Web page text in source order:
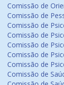
Comissão de
Comissão de
Comissão de
Comissão de
Comissão de
Comissão de
Comissão de
Comissão de